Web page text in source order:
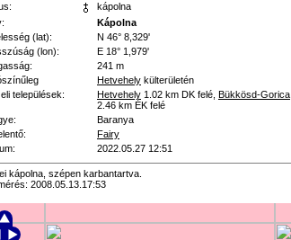
kápolna
Kápolna
(lat):
N 46° 8,329'
(lon):
E 18° 1,979'
241 m
Hetvehely külterületén
települések:
Hetvehely 1.02 km DK felé Bükkösd-Gorica
2.46 km ÉK felé
Baranya
Fairy
2022.05.27 12:51
kápolna, szépen karbantartva.
2008.05.13.17:53